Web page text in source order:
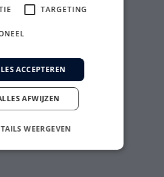
TARGETING
ACCEPTEREN
AFWIJZEN
WEERGEVEN